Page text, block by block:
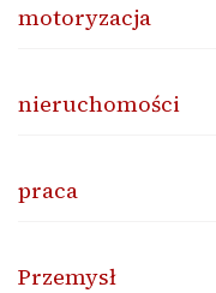
motoryzacja
nieruchomości
praca
Przemysł